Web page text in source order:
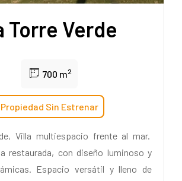
Torre Verde
700 m2
Propiedad Sin Estrenar
Villa multiespacio frente al mar.
restaurada, con diseño luminoso y
Espacio versátil y lleno de